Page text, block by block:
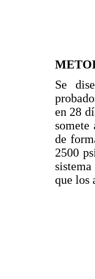
Se
en 28
de
2500
que los